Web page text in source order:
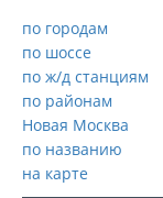
по городам
по шоссе
по ж/д станциям
по районам
Новая Москва
по названию
на карте